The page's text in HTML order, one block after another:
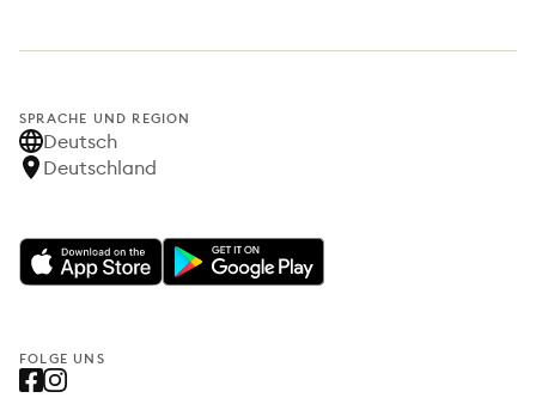
SPRACHE UND REGION
Deutsch
Deutschland
FOLGE UNS